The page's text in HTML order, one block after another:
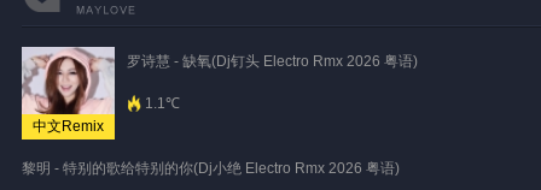
中文Remix
罗诗慧 - 缺氧(Dj钉头 Electro Rmx 2026 粤语)
1.1℃
黎明 - 特别的歌给特别的你(Dj小绝 Electro Rmx 2026 粤语)